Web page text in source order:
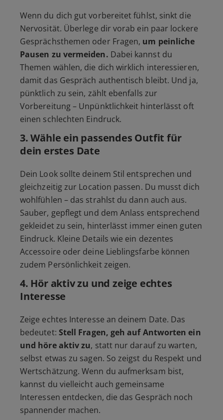
Wenn du dich gut vorbereitet fühlst, sinkt die
Nervosität. Überlege dir vorab ein paar lockere
Gesprächsthemen oder Fragen, um peinliche
Pausen zu vermeiden. Dabei kannst du
Themen wählen, die dich wirklich interessieren,
damit das Gespräch authentisch bleibt. Und ja,
pünktlich zu sein, zählt ebenfalls zur
Vorbereitung – Unpünktlichkeit hinterlässt oft
einen schlechten Eindruck.
3.Wähle ein passendes Outfit für
dein erstes Date
Dein Look sollte deinem Stil entsprechen und
gleichzeitig zur Location passen. Du musst dich
wohlfühlen – das strahlst du dann auch aus.
Sauber, gepflegt und dem Anlass entsprechend
gekleidet zu sein, hinterlässt immer einen guten
Eindruck. Kleine Details wie ein dezentes
Accessoire oder deine Lieblingsfarbe können
zudem Persönlichkeit zeigen.
4. Hör aktiv zu und zeige echtes
Interesse
Zeige echtes Interesse an deinem Date. Das
bedeutet: Stell Fragen, geh auf Antworten ein
und höre aktiv zu, statt nur darauf zu warten,
selbst etwas zu sagen. So zeigst du Respekt und
Wertschätzung. Wenn du aufmerksam bist,
kannst du vielleicht auch gemeinsame
Interessen entdecken, die das Gespräch noch
spannender machen.